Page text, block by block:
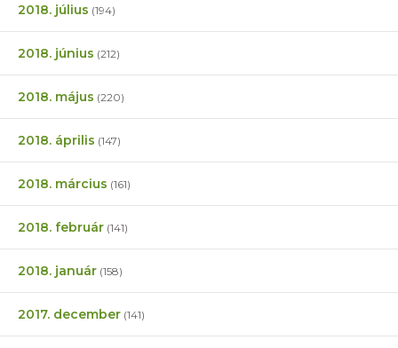
2018. július (194)
2018. június (212)
2018. május (220)
2018. április (147)
2018. március (161)
2018. február (141)
2018. január (158)
2017. december (141)